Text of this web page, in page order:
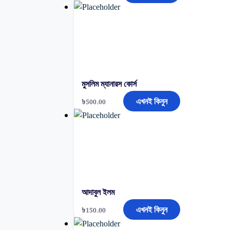
মুসলিম ম্যানারস কোর্স
৳500.00 এখনই কিনুন
আদাবুল ইলম
৳150.00 এখনই কিনুন